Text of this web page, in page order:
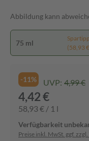
Abbildung kann
75 ml
Spartipp
(58,93
-11% UVP: 4,99 €
4,42 €
58,93 € / 1 l
Verfügbarkeit
Preise inkl. MwSt. ggf.